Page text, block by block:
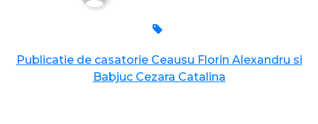
Publicatie de casatorie Ceausu Florin Alexandru si
Babjuc Cezara Catalina